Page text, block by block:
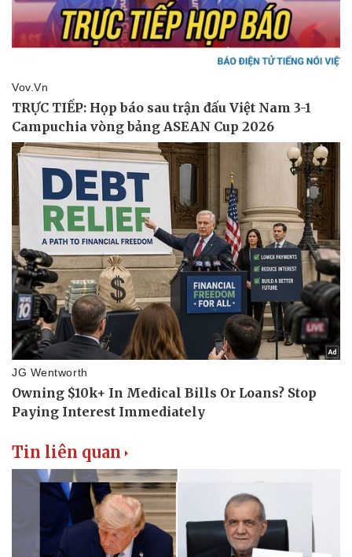
Tin liên quan